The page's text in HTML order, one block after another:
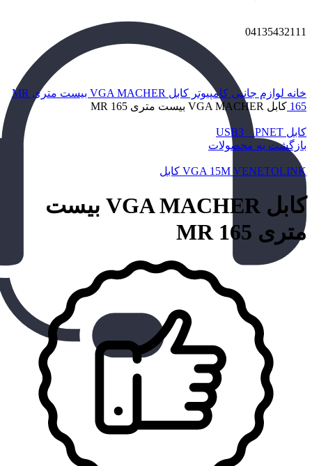
04135432111
برای بزرگنمایی کلیک کنید
خانه لوازم جانبی کامپیوتر
کابل VGA MACHER بیست متری MR
165 کابل VGA MACHER بیست متری MR 165
کابل USB3 _ PNET
بازگشت به محصولات
VGA 15M VENETOLINK کابل
کابل VGA MACHER بیست
متری MR 165